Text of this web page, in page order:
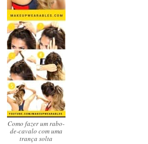
Como fazer um rabo-
de-cavalo com uma
trança solta